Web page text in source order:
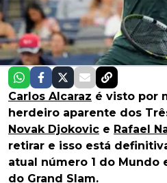
Carlos Alcaraz é visto por
herdeiro aparente dos
Novak Djokovic e Rafael
retirar e isso está
atual número 1 do Mundo
do Grand Slam.